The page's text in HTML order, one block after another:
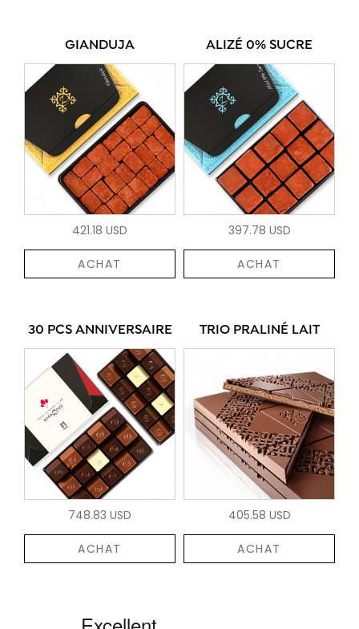
GIANDUJA
421.18 USD
ACHAT
ALIZÉ 0% SUCRE
397.78 USD
ACHAT
30 PCS ANNIVERSAIRE
748.83 USD
ACHAT
TRIO PRALINÉ LAIT
405.58 USD
ACHAT